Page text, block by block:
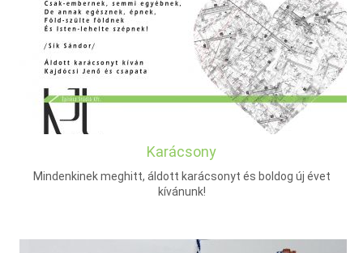
Karácsony
Mindenkinek meghitt, áldott karácsonyt és boldog új évet
kívánunk!